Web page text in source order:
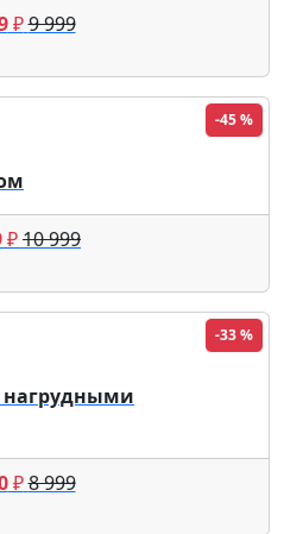
₽9 999
-45 %
₽10 999
-33 %
нагрудными
₽8 999